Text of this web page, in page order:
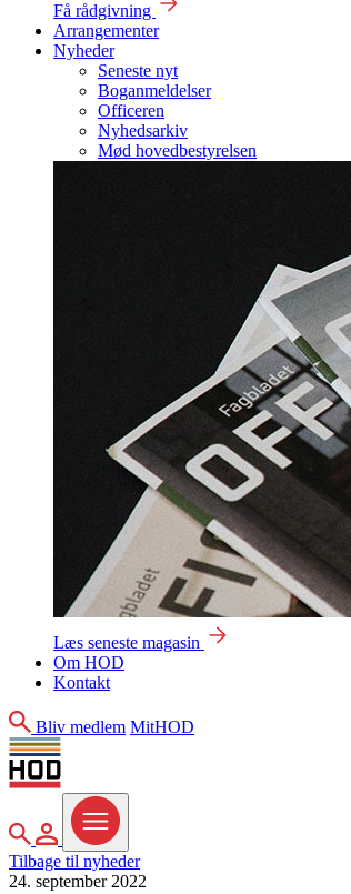
Få rådgivning
Arrangementer
Nyheder
Seneste nyt
Boganmeldelser
Officeren
Nyhedsarkiv
Mød hovedbestyrelsen
Læs seneste magasin
Om HOD
Kontakt
Søg
Bliv medlem MitHOD
MitHOD
Menu
Tilbage til nyheder
24. september 2022